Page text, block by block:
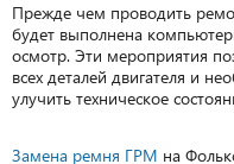
Прежде чем проводить
будет выполнена
осмотр. Эти мероприятия
всех деталей двигателя и
улучить техническое
Замена ремня ГРМ на